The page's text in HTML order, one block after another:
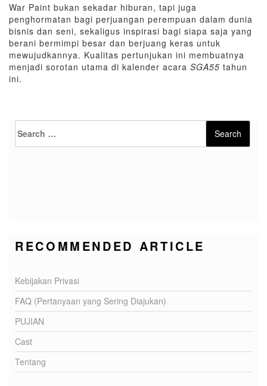
War Paint bukan sekadar hiburan, tapi juga
penghormatan bagi perjuangan perempuan dalam dunia
bisnis dan seni, sekaligus inspirasi bagi siapa saja yang
berani bermimpi besar dan berjuang keras untuk
mewujudkannya. Kualitas pertunjukan ini membuatnya
menjadi sorotan utama di kalender acara SGA55 tahun
ini.
Search
for:
Search
RECOMMENDED ARTICLE
Kebijakan Privasi
FAQ (Pertanyaan yang Sering Diajukan)
PUJIAN
Cast
Tentang